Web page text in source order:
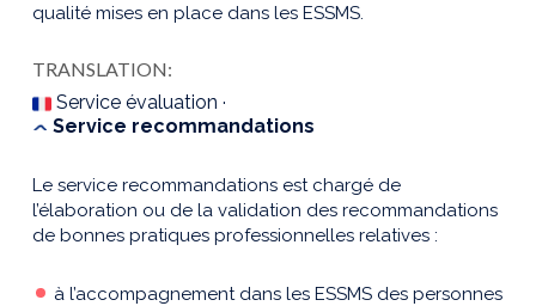
qualité mises en place dans les ESSMS.
TRANSLATION:
Service évaluation ·
Service recommandations
Le service recommandations est chargé de
l’élaboration ou de la validation des recommandations
de bonnes pratiques professionnelles relatives :
à l’accompagnement dans les ESSMS des personnes